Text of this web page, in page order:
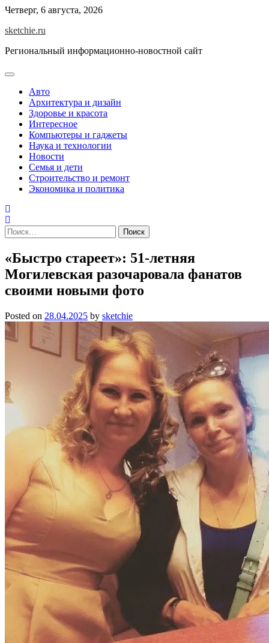
Skip
content
Четверг, 6 августа, 2026
sketchie.ru
Региональный информационно-новостной сайт
Авто
Архитектура и дизайн
Здоровье и красота
Интересное
Компьютеры и гаджеты
Наука и технологии
Новости
Семья и дети
Строительство и ремонт
Экономика и политика
Найти:
«Быстро стареет»: 51-летняя
Могилевская разочаровала фанатов
своими новыми фото
Posted on 28.04.2025 by sketchie